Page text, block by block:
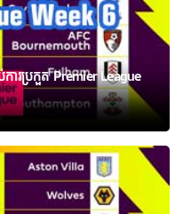
រប្រកួត Premier League